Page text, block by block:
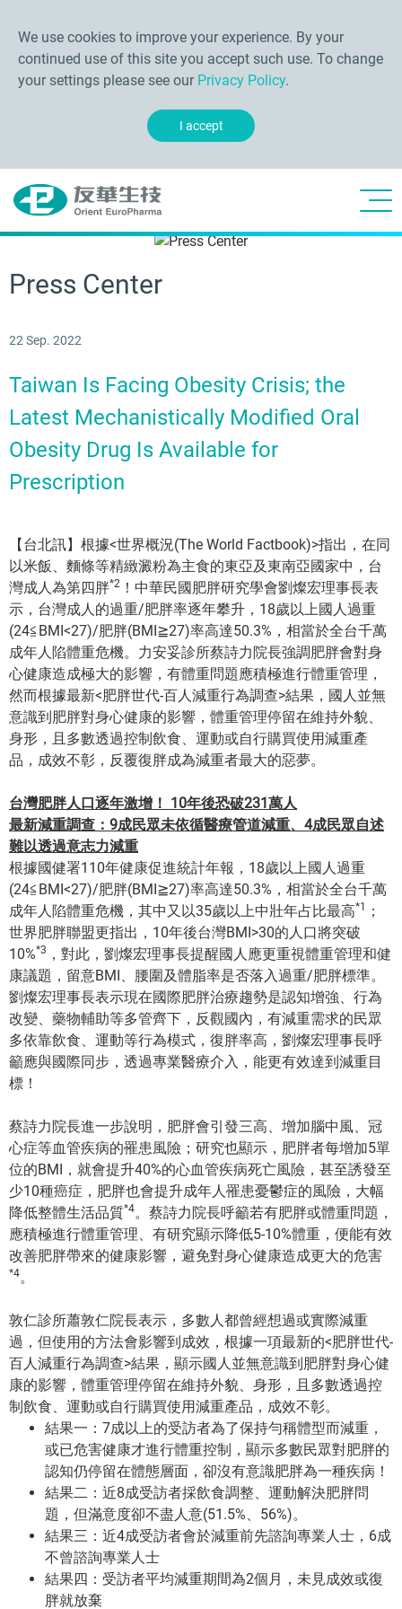
We use cookies to improve your experience. By your
continued use of this site you accept such use. To change
your settings please see our Privacy Policy.
I accept
Press Center
22 Sep. 2022
Taiwan Is Facing Obesity Crisis; the
Latest Mechanistically Modified Oral
Obesity Drug Is Available for
Prescription
【台北訊】根據<世界概況(The World Factbook)>指出，在同
以米飯、麵條等精緻澱粉為主食的東亞及東南亞國家中，台
灣成人為第四胖*2 ！中華民國肥胖研究學會劉燦宏理事長表
示，台灣成人的過重/肥胖率逐年攀升，18歲以上國人過重
(24≦BMI<27)/肥胖(BMI≧27)率高達50.3%，相當於全台千萬
成年人陷體重危機。力安妥診所蔡詩力院長強調肥胖會對身
心健康造成極大的影響，有體重問題應積極進行體重管理，
然而根據最新<肥胖世代-百人減重行為調查>結果，國人並無
意識到肥胖對身心健康的影響，體重管理停留在維持外貌、
身形，且多數透過控制飲食、運動或自行購買使用減重產
品，成效不彰，反覆復胖成為減重者最大的惡夢。
台灣肥胖人口逐年激增！ 10年後恐破231萬人
最新減重調查： 9成民眾未依循醫療管道減重、 4成民眾自述
難以透過意志力減重
根據國健署110年健康促進統計年報，18歲以上國人過重
(24≦BMI<27)/肥胖(BMI≧27)率高達50.3%，相當於全台千萬
成年人陷體重危機，其中又以35歲以上中壯年占比最高*1
；
世界肥胖聯盟更指出，10年後台灣BMI>30的人口將突破
10%*3 ，對此，劉燦宏理事長提醒國人應更重視體重管理和健
康議題，留意BMI、腰圍及體脂率是否落入過重/肥胖標準。
劉燦宏理事長表示現在國際肥胖治療趨勢是認知增強、行為
改變、藥物輔助等多管齊下，反觀國內，有減重需求的民眾
多依靠飲食、運動等行為模式，復胖率高，劉燦宏理事長呼
籲應與國際同步，透過專業醫療介入，能更有效達到減重目
標！
蔡詩力院長進一步說明，肥胖會引發三高、增加腦中風、冠
心症等血管疾病的罹患風險；研究也顯示，肥胖者每增加5單
位的BMI，就會提升40%的心血管疾病死亡風險，甚至誘發至
少10種癌症，肥胖也會提升成年人罹患憂鬱症的風險，大幅
降低整體生活品質*4。蔡詩力院長呼籲若有肥胖或體重問題，
應積極進行體重管理、有研究顯示降低5-10%體重，便能有效
改善肥胖帶來的健康影響，避免對身心健康造成更大的危害
*4。
敦仁診所蕭敦仁院長表示，多數人都曾經想過或實際減重
過，但使用的方法會影響到成效，根據一項最新的<肥胖世代-
百人減重行為調查>結果，顯示國人並無意識到肥胖對身心健
康的影響，體重管理停留在維持外貌、身形，且多數透過控
制飲食、運動或自行購買使用減重產品，成效不彰。
結果一：7成以上的受訪者為了保持勻稱體型而減重，
或已危害健康才進行體重控制，顯示多數民眾對肥胖的
認知仍停留在體態層面，卻沒有意識肥胖為一種疾病！
結果二：近8成受訪者採飲食調整、運動解決肥胖問
題，但滿意度卻不盡人意(51.5%、56%)。
結果三：近4成受訪者會於減重前先諮詢專業人士，6成
不曾諮詢專業人士
結果四：受訪者平均減重期間為2個月，未見成效或復
胖就放棄